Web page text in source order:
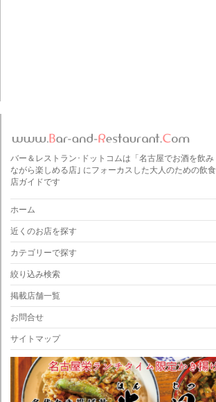
バー＆レストラン･ドットコムは「名古屋でお酒を飲み
ながら楽しめる店｣ にフォーカスした大人のための飲食
店ガイドです
ホーム
近くのお店を探す
カテゴリーで探す
絞り込み検索
掲載店舗一覧
お問合せ
サイトマップ